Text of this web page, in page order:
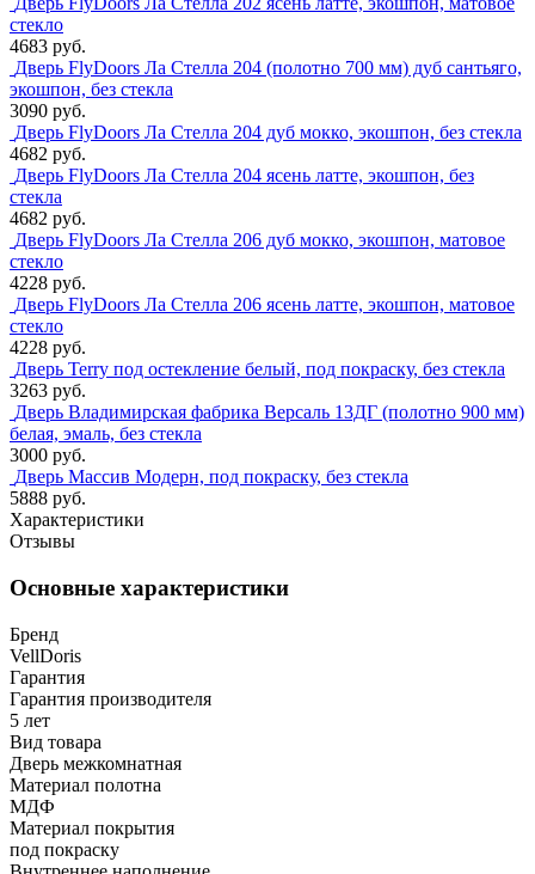
стекло
4683 руб.
Дверь FlyDoors Ла Стелла 204 (полотно 700 мм) дуб сантьяго,
экошпон, без стекла
3090 руб.
Дверь FlyDoors Ла Стелла 204 дуб мокко, экошпон, без стекла
4682 руб.
Дверь FlyDoors Ла Стелла 204 ясень латте, экошпон, без
стекла
4682 руб.
Дверь FlyDoors Ла Стелла 206 дуб мокко, экошпон, матовое
стекло
4228 руб.
Дверь FlyDoors Ла Стелла 206 ясень латте, экошпон, матовое
стекло
4228 руб.
Дверь Terry под остекление белый, под покраску, без стекла
3263 руб.
Дверь Владимирская фабрика Версаль 13ДГ (полотно 900 мм)
белая, эмаль, без стекла
3000 руб.
Дверь Массив Модерн, под покраску, без стекла
5888 руб.
Характеристики
Отзывы
Основные характеристики
Бренд
VellDoris
Гарантия
Гарантия производителя
5 лет
Вид товара
Дверь межкомнатная
Материал полотна
МДФ
Материал покрытия
под покраску